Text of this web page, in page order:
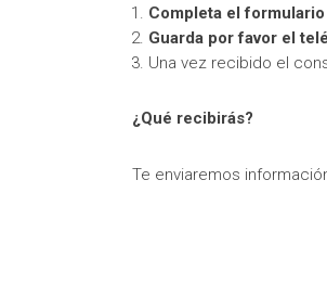
Completa el
Guarda por favor el
Una vez recibido el
¿Qué recibirás?
Te enviaremos